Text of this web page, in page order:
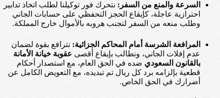
السرعة والمنع من السفر: نتحرك فور توكيلنا لطلب اتخاذ تدابير
احترازية عاجلة، كإيقاع الحجز التحفظي على حسابات الجاني
وطلب منعه من السفر لتجنب هروبه بالأموال خارج المملكة.
المرافعة الشرسة أمام المحاكم الجزائية: نترافع بقوة لضمان
عدم إفلات الجاني، ونطالب بإيقاع أقصى عقوبة خيانة الأمانة
بالقانون السعودي ضده في الحق العام، مع استصدار أحكام
قطعية بإلزامه برد كل ريال تم تبديده، مع التعويض الكامل عن
أضرارك في الحق الخاص.